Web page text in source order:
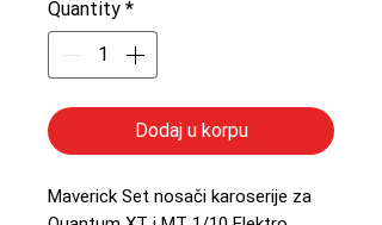
Quantity *
Dodaj u korpu
Maverick Set nosači karoserije za